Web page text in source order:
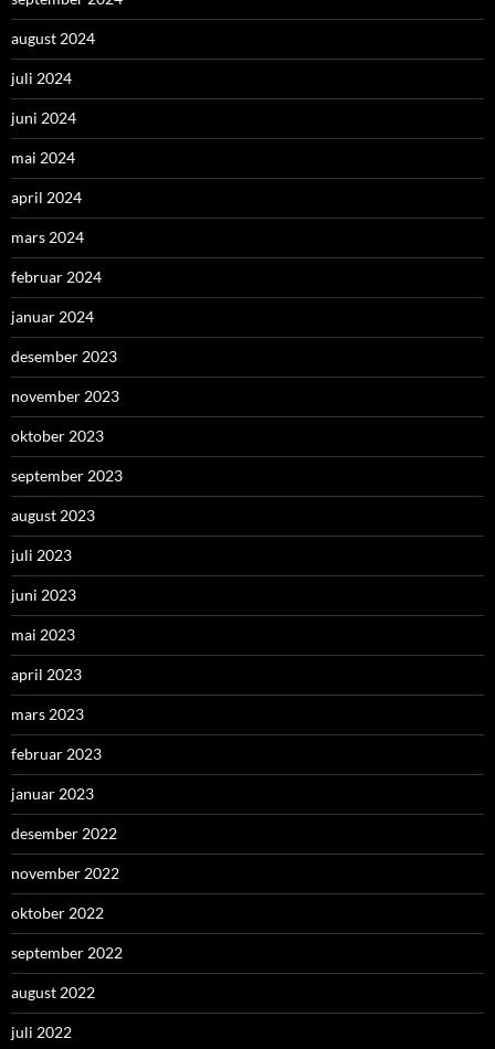
august 2024
juli 2024
juni 2024
mai 2024
april 2024
mars 2024
februar 2024
januar 2024
desember 2023
november 2023
oktober 2023
september 2023
august 2023
juli 2023
juni 2023
mai 2023
april 2023
mars 2023
februar 2023
januar 2023
desember 2022
november 2022
oktober 2022
september 2022
august 2022
juli 2022